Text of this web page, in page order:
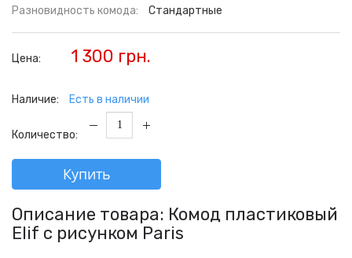
Разновидность комода:
Стандартные
Цена: 1 300 грн.
Наличие: Есть в наличии
Количество:
Купить
Описание товара: Комод пластиковый
Elif с рисунком Paris